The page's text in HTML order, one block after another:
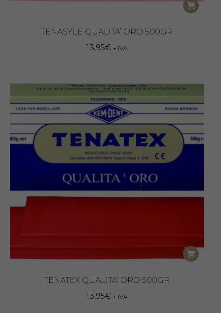
TENASYLE QUALITA’ ORO 500GR
13,95€ + IVA
TENATEX QUALITA’ ORO 500GR
13,95€ + IVA